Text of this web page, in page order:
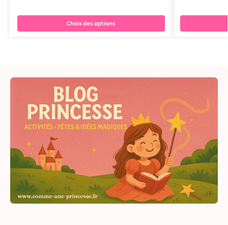
Choix des options